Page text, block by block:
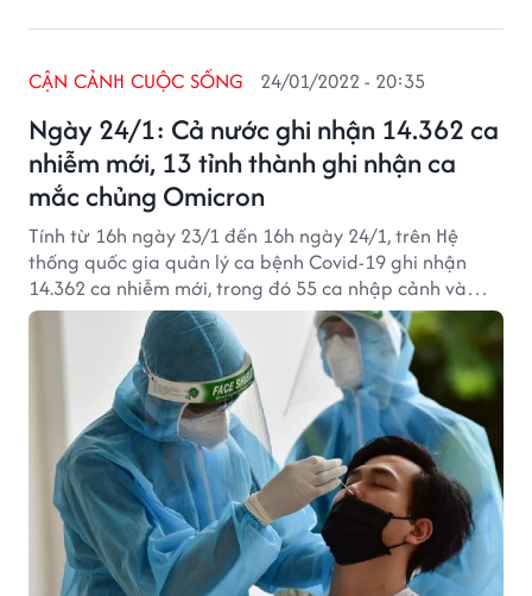
Ngày 24/1: Cả nước ghi nhận 14.362 ca
nhiễm mới, 13 tỉnh thành ghi nhận ca
mắc chủng Omicron
CẬN CẢNH CUỘC SỐNG 24/01/2022 - 20:35
Tính từ 16h ngày 23/1 đến 16h ngày 24/1, trên Hệ
thống quốc gia quản lý ca bệnh Covid-19 ghi nhận
14.362 ca nhiễm mới, trong đó 55 ca nhập cảnh và
14.307 ca ghi nhận trong nước (giảm 627 ca so với
ngày trước đó) tại 61 tỉnh, thành phố, có 9.534 ca
trong cộng đồng.